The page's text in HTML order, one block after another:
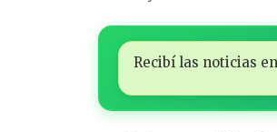
Recibí las noticias